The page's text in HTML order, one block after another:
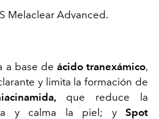
Melaclear Advanced.
a base de ácido tranexámico,
y limita la formación de
que reduce la
y calma la piel; y Spot